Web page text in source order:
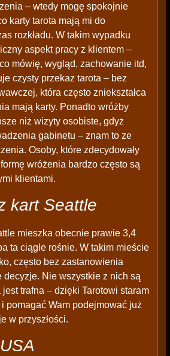
– wtedy mogę spokojnie
karty tarota mają mi do
rozkładu. W takim wypadku
aspekt pracy z klientem –
mówię, wygląd, zachowanie itd,
czysty przekaz tarota – bez
która często zniekształca
mają karty. Ponadto wróżby
niż wizyty osobiste, gdyż
gabinetu – znam to ze
Osoby, które zdecydowały
wróżenia bardzo często są
klientami.
kart Seattle
mieszka obecnie prawie 3,4
ta ciągle rośnie. W takim mieście
często bez zastanowienia
decyzje. Nie wszystkie z nich są
jest trafna – dzięki Tarotowi staram
pomagać Wam podejmować już
w przyszłości.